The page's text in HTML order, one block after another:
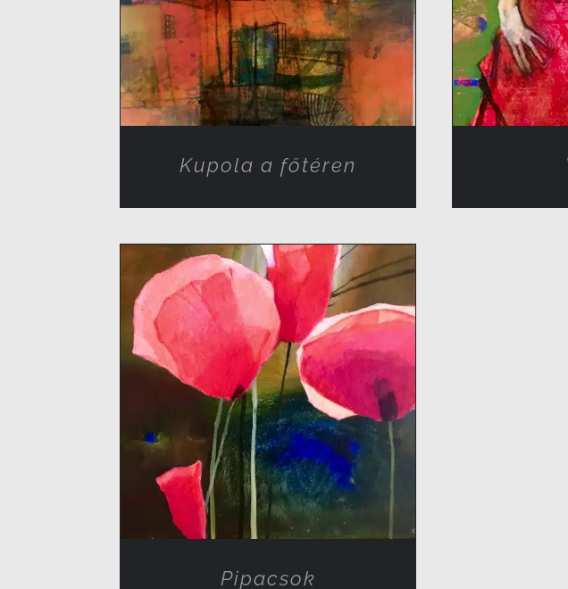
Kupola a főtéren
RÉSZLETEK
Pipacsok